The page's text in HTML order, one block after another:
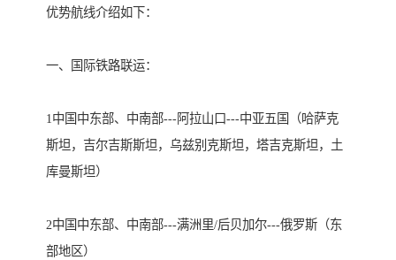
优势航线介绍如下：
一、国际铁路联运：
1中国中东部、中南部---阿拉山口---中亚五国（哈萨克
斯坦，吉尔吉斯斯坦，乌兹别克斯坦，塔吉克斯坦，土
库曼斯坦）
2中国中东部、中南部---满洲里/后贝加尔---俄罗斯（东
部地区）